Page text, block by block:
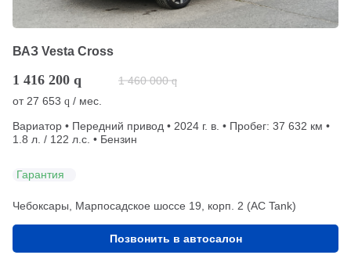
ВАЗ Vesta Cross
1 416 200 q 1 460 000 q
от 27 653 q / мес.
Вариатор • Передний привод • 2024 г. в. • Пробег: 37 632 км •
1.8 л. / 122 л.с. • Бензин
Гарантия
Чебоксары, Марпосадское шоссе 19, корп. 2 (АС Tank)
Позвонить в автосалон